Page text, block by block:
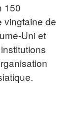
150
vingtaine de
Uni et